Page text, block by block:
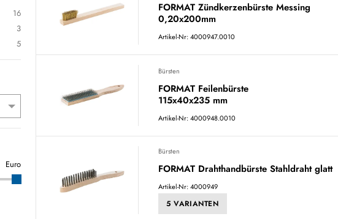
16
3
5
Euro
FORMAT Zündkerzenbürste Messing
0,20x200mm
Artikel-Nr: 4000947.0010
Bürsten
FORMAT Feilenbürste
115x40x235 mm
Artikel-Nr: 4000948.0010
Bürsten
FORMAT Drahthandbürste Stahldraht glatt
Artikel-Nr: 4000949
5 VARIANTEN